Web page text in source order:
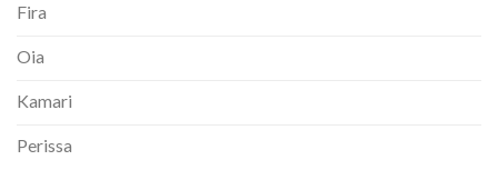
Fira
Oia
Kamari
Perissa